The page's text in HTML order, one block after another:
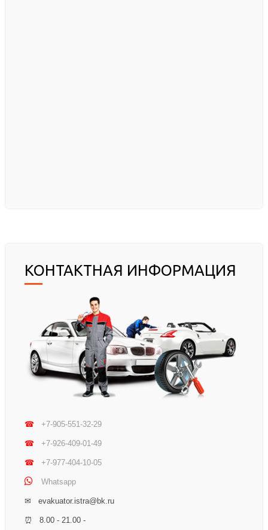
КОНТАКТНАЯ ИНФОРМАЦИЯ
☎ +7-905-551-32-29
☎ +7-926-409-01-49
☎ +7-977-404-10-05
Whatsapp
✉ evakuator.istra@bk.ru
⏰ 8.00 - 21.00 -